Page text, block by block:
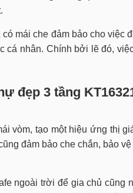
mái che đảm bảo cho
cá nhân. Chính bởi lẽ đó,
đẹp 3 tầng
vòm, tạo một hiệu ứng thị
đảm bảo che chắn, bảo
ngoài trời để gia chủ